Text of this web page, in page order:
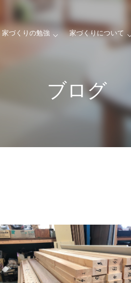
家づくりの勉強 家づくりについて
ブログ